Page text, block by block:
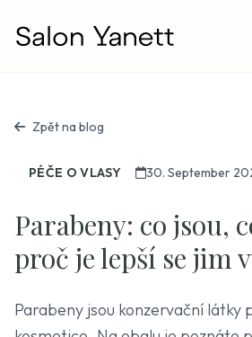
Zpět na blog
PÉČE O VLASY 30. September
Parabeny: co jsou,
proč je lepší se jim
Parabeny jsou konzervační látky